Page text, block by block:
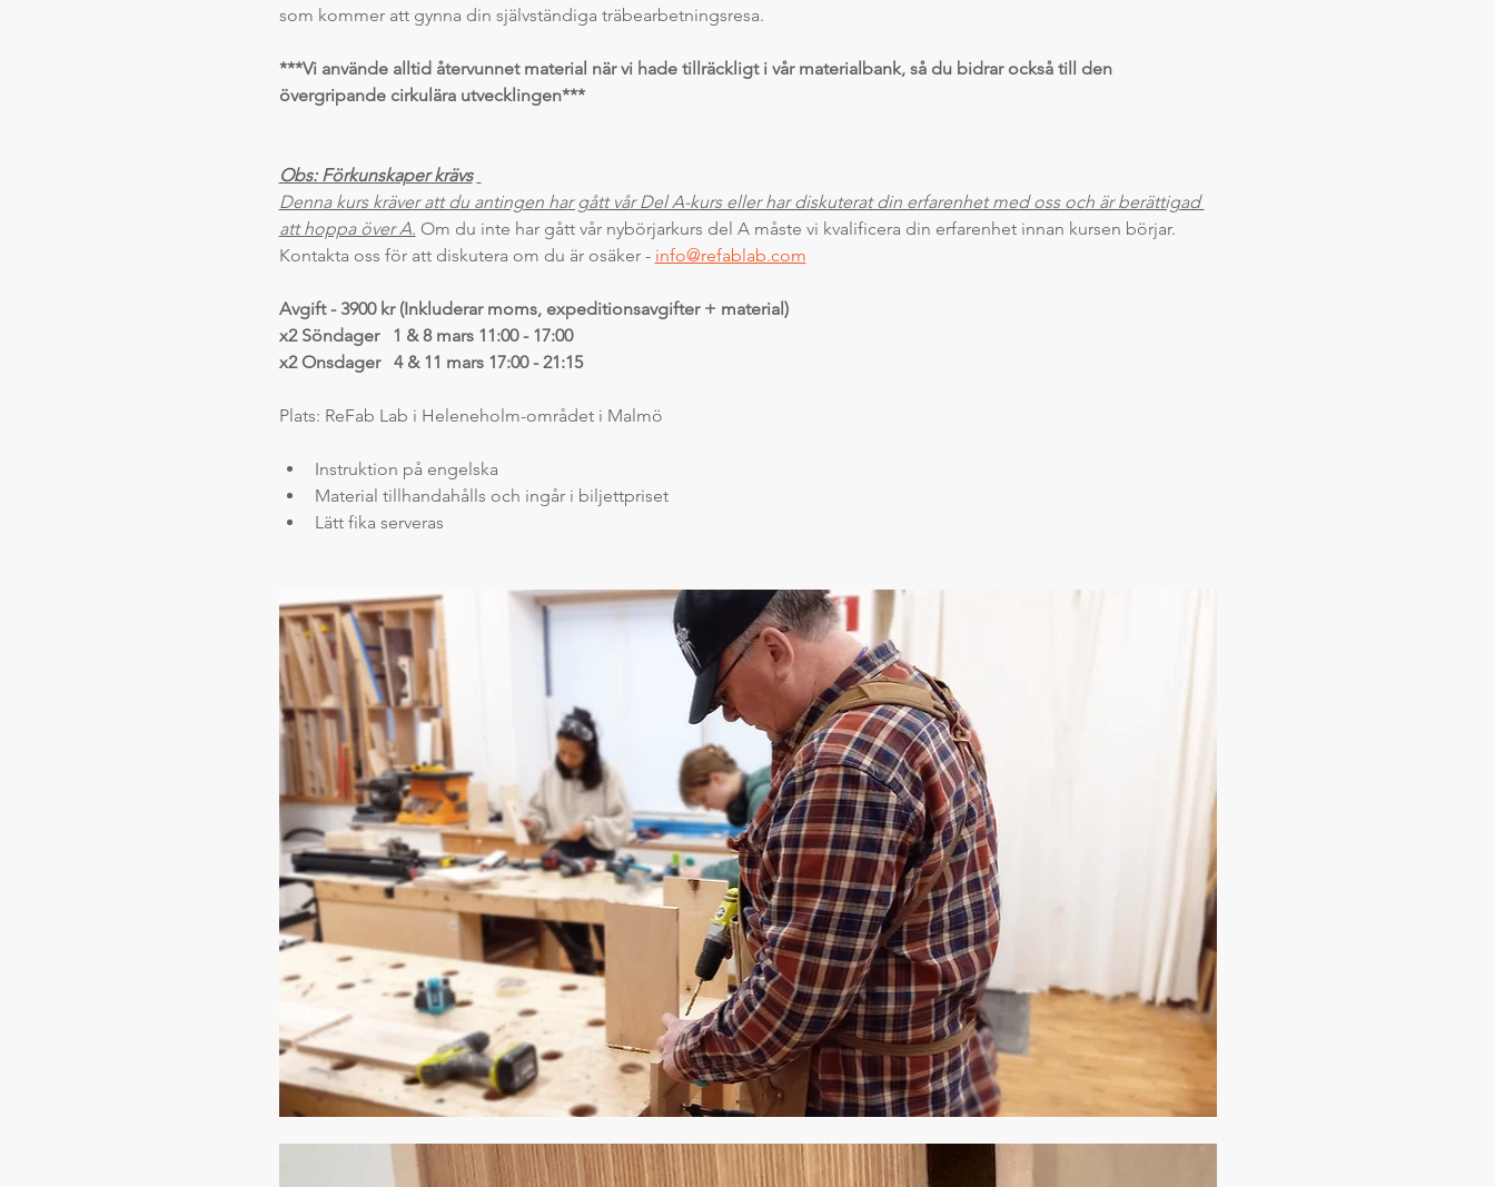
som kommer att gynna din självständiga träbearbetningsresa.
***Vi använde alltid återvunnet material när vi hade tillräckligt i vår materialbank, så du bidrar också till den
övergripande cirkulära utvecklingen***
Obs: Förkunskaper krävs
Denna kurs kräver att du antingen har gått vår Del A-kurs eller har diskuterat din erfarenhet med oss och är berättigad
att hoppa över A. Om du inte har gått vår nybörjarkurs del A måste vi kvalificera din erfarenhet innan kursen börjar.
Kontakta oss för att diskutera om du är osäker - info@refablab.com
Avgift - 3900 kr (Inkluderar moms, expeditionsavgifter + material)
x2 Söndager   1 & 8 mars 11:00 - 17:00
x2 Onsdager   4 & 11 mars 17:00 - 21:15
Plats: ReFab Lab i Heleneholm-området i Malmö
Instruktion på engelska
Material tillhandahålls och ingår i biljettpriset
Lätt fika serveras